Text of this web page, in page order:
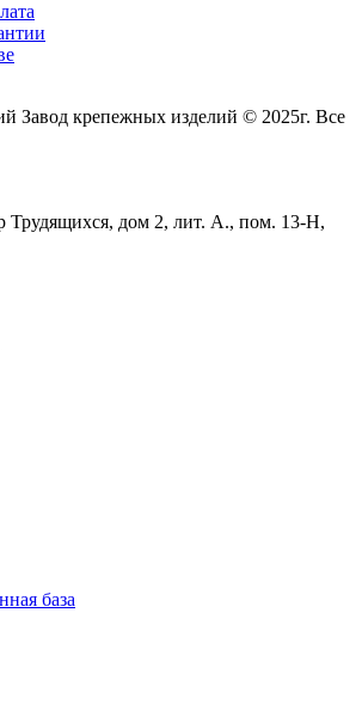
Завод крепежных изделий © 2025г. Все
Трудящихся, дом 2, лит. А., пом. 13-Н,
база